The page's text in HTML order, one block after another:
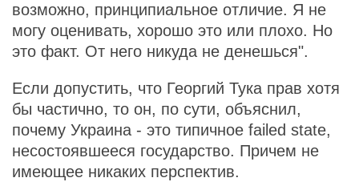
возможно, принципиальное отличие. Я не
могу оценивать, хорошо это или плохо. Но
это факт. От него никуда не денешься".
Если допустить, что Георгий Тука прав хотя
бы частично, то он, по сути, объяснил,
почему Украина - это типичное failed state,
несостоявшееся государство. Причем не
имеющее никаких перспектив.